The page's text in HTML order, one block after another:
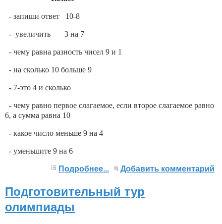
- запиши ответ 10-8
- увеличить 3 на 7
- чему равна разность чисел 9 и 1
- на сколько 10 больше 9
- 7-это 4 и сколько
- чему равно первое слагаемое, если второе слагаемое равно
6, а сумма равна 10
- какое число меньше 9 на 4
- уменьшите 9 на 6
Подробнее... Добавить комментарий
Подготовительный тур
олимпиады